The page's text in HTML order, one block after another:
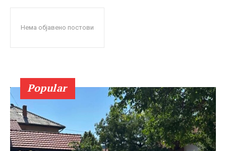
Нема објавено постови
Popular